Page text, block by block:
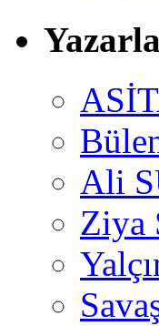
Ali
Ziya